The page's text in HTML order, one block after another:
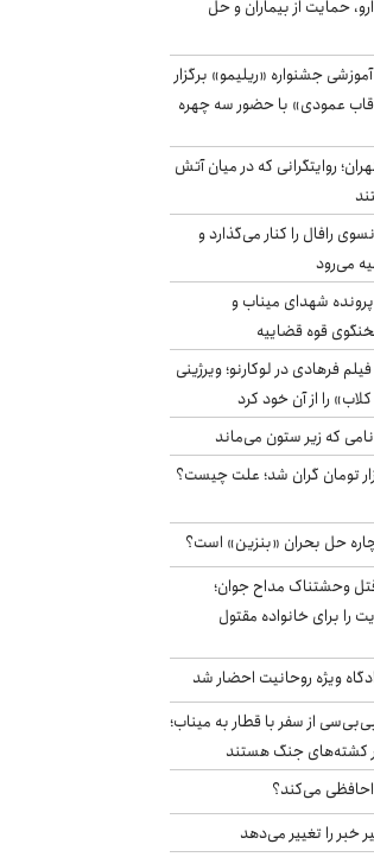
حمایت از بیماران و حل
جشنواره «ریلیمو» برگزار
عمودی» با حضور سه چهره
روایتگرانی که در میان آتش
رافال را کنار می‌گذارد و
شهدای میناب و
قوه قضاییه
فرهادی در لوکارنو؛ ویرژینی
کلاب» را از آن خود کرد
که زیر ستون می‌ماند
بازار آزاد ۲هزار تومان گران شد؛ علت چیست؟
حل بحران «بنزین» است؟
وحشتناک مداح جوان؛
را برای خانواده مقتول
ویژه روحانیت احضار شد
از سفر با قطار به میناب؛
کشته‌های جنگ هستند
می‌کند؟
خبر را تغییر می‌دهد